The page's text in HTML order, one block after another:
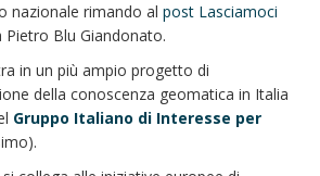
nazionale rimando al post Lasciamoci
Pietro Blu Giandonato.
in un più ampio progetto di
della conoscenza geomatica in Italia
Gruppo Italiano di Interesse per